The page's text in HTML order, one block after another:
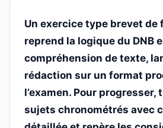
Un exercice type brevet de
reprend la logique du DNB
compréhension de texte,
rédaction sur un format
l’examen. Pour progresser,
sujets chronométrés avec